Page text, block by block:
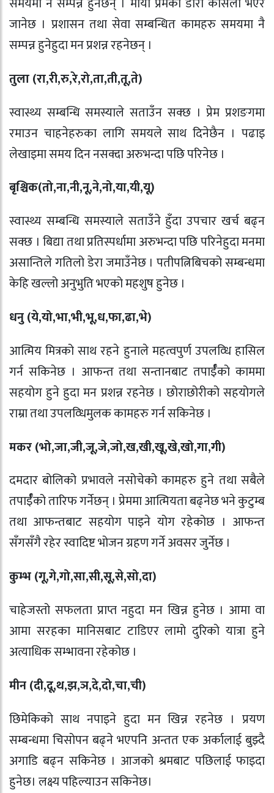
जानेछ । प्रशासन तथा सेवा सम्बन्धित कामहरु समयमा नै
सम्पन्न हुनेहुदा मन प्रशन्न रहनेछन् ।
तुला (रा,री,रु,रे,रो,ता,ती,तू,ते)
स्वास्थ्य सम्बन्धि समस्याले सताउँन सक्छ । प्रेम प्रशङगमा
रमाउन चाहनेहरुका लागि समयले साथ दिनेछैन । पढाइ
लेखाइमा समय दिन नसक्दा अरुभन्दा पछि परिनेछ ।
बृश्चिक(तो,ना,नी,नू,ने,नो,या,यी,यू)
स्वास्थ्य सम्बन्धि समस्याले सताउँने हुँदा उपचार खर्च बढ्न
सक्छ । बिद्या तथा प्रतिस्पर्धामा अरुभन्दा पछि परिनेहुदा मनमा
असान्तिले गतिलो डेरा जमाउँनेछ । पतीपत्निबिचको सम्बन्धमा
केहि खल्लो अनुभुति भएको महशुष हुनेछ ।
धनु (ये,यो,भा,भी,भू,ध,फा,ढा,भे)
आत्मिय मित्रको साथ रहने हुनाले महत्वपुर्ण उपलव्धि हासिल
गर्न सकिनेछ । आफन्त तथा सन्तानबाट तपार्ईँको काममा
सहयोग हुने हुदा मन प्रशन्न रहनेछ । छोराछोरीको सहयोगले
राम्रा तथा उपलव्धिमुलक कामहरु गर्न सकिनेछ ।
मकर (भो,जा,जी,जू,जे,जो,ख,खी,खू,खे,खो,गा,गी)
दमदार बोलिको प्रभावले नसोचेको कामहरु हुने तथा सबैले
तपार्ईँको तारिफ गर्नेछन् । प्रेममा आत्मियता बढ्नेछ भने कुटुम्ब
तथा आफन्तबाट सहयोग पाइने योग रहेकोछ । आफन्त
सँगसँगै रहेर स्वादिष्ट भोजन ग्रहण गर्ने अवसर जुर्नेछ ।
कुम्भ (गू,गे,गो,सा,सी,सू,से,सो,दा)
चाहेजस्तो सफलता प्राप्त नहुदा मन खिन्न हुनेछ । आमा वा
आमा सरहका मानिसबाट टाडिएर लामो दुरिको यात्रा हुने
अत्याधिक सम्भावना रहेकोछ ।
मीन (दी,दू,थ,झ,ञ,दे,दो,चा,ची)
छिमेकिको साथ नपाइने हुदा मन खिन्न रहनेछ । प्रयण
सम्बन्धमा चिसोपन बढ्ने भएपनि अन्तत एक अर्कालाई बुझ्दै
अगाडि बढ्न सकिनेछ । आजको श्रमबाट पछिलाई फाइदा
हुनेछ। लक्ष्य पहिल्याउन सकिनेछ।